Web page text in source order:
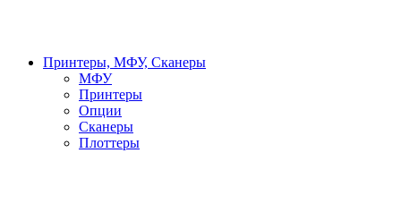
Принтеры, МФУ, Сканеры
МФУ
Принтеры
Опции
Сканеры
Плоттеры